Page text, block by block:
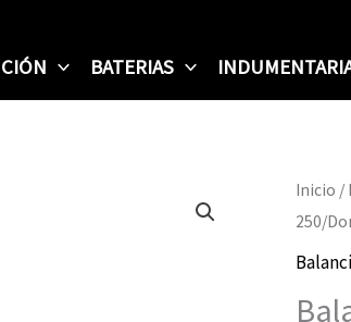
BATERIAS
Inicio /
250/